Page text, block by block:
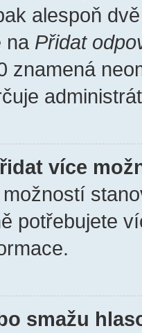
alespoň
na Přidat
znamená
více
potřebujete
smažu